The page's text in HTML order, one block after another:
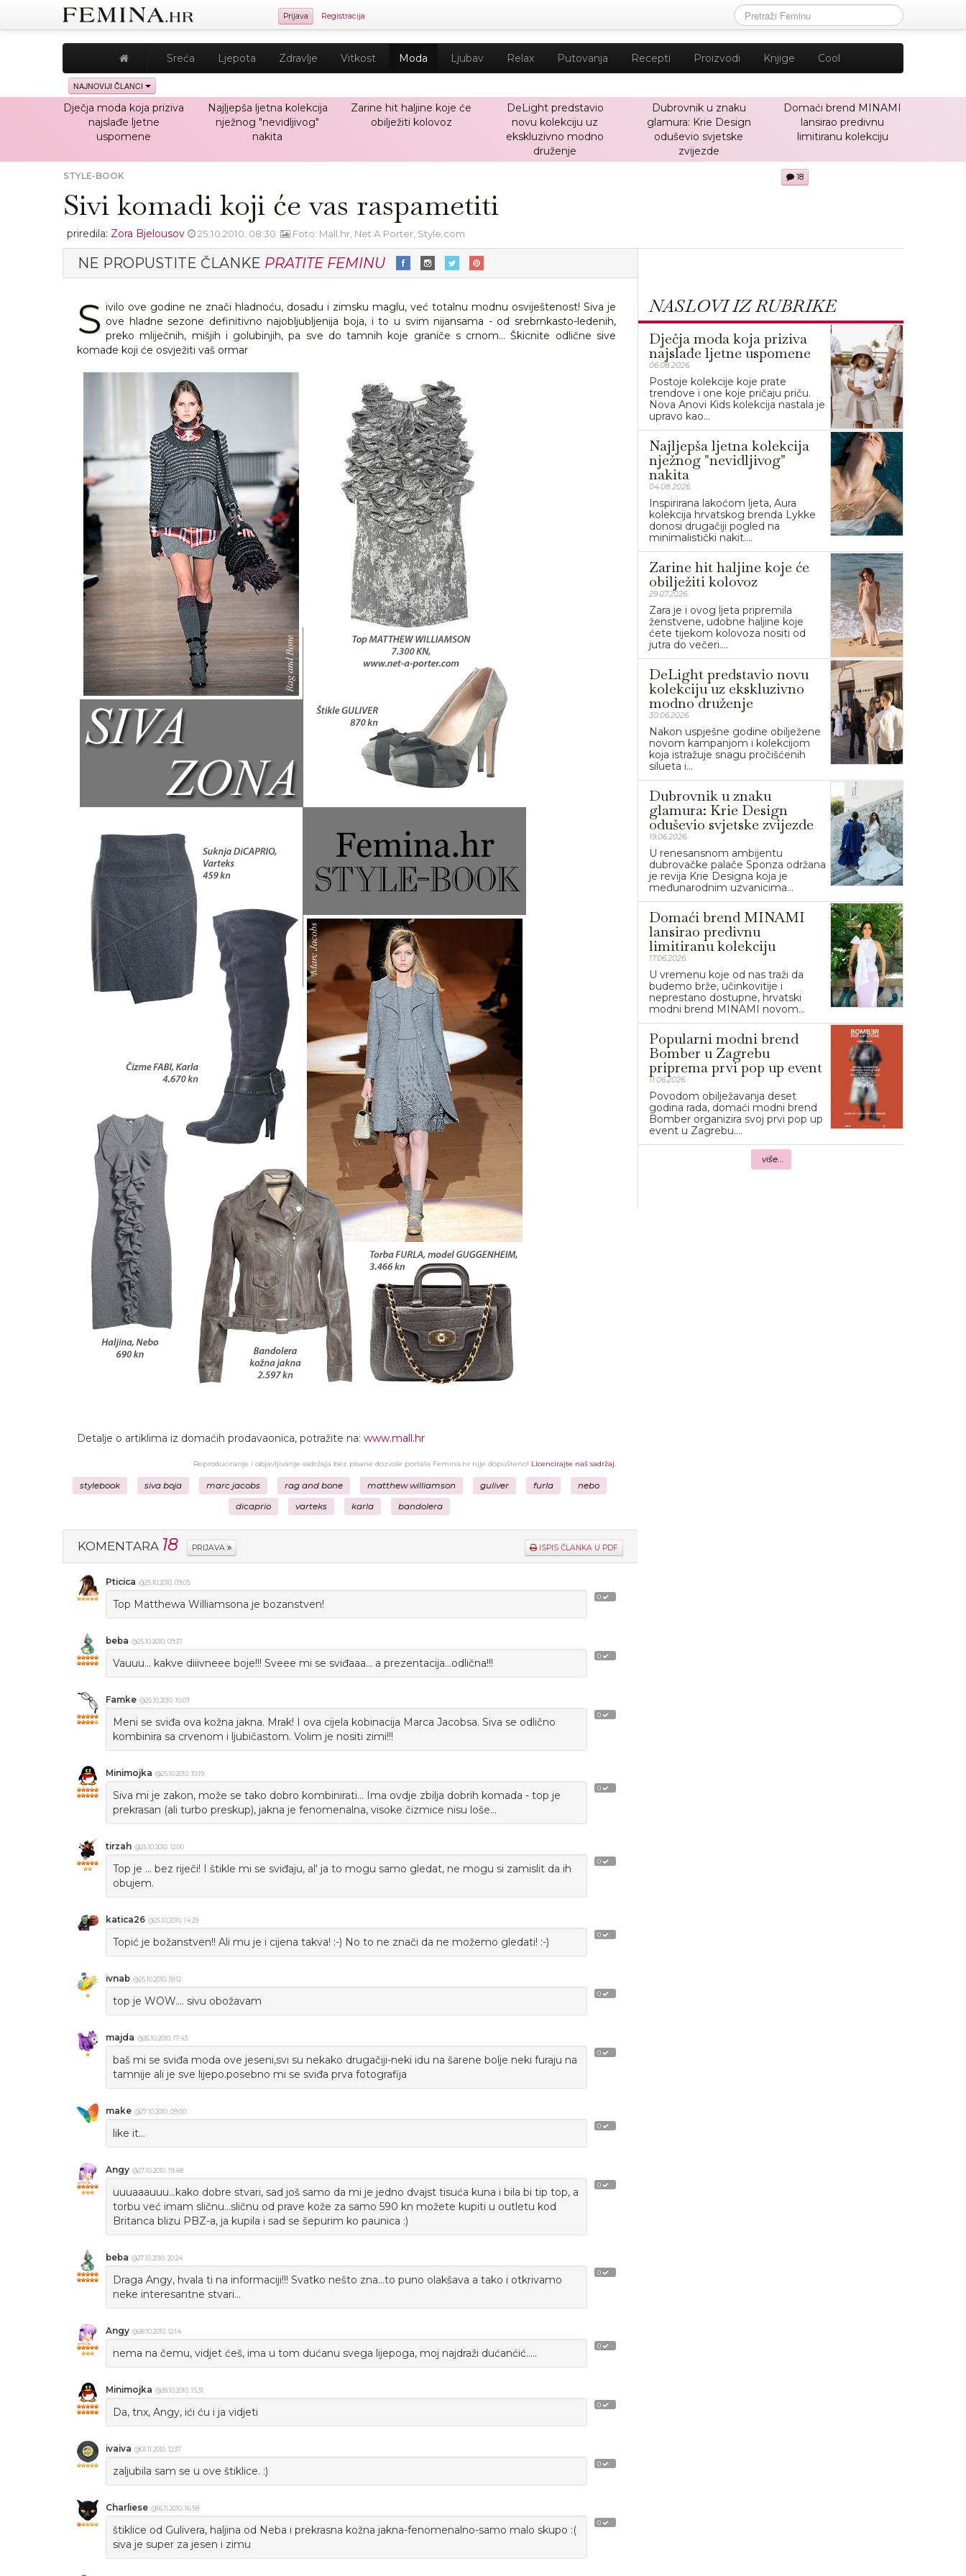
Prijava Registracija
Sreća Ljepota Zdravlje Vitkost Moda Ljubav Relax Putovanja Recepti Proizvodi Knjige Cool
NAJNOVIJI ČLANCI
Dječja moda koja priziva
najslađe ljetne
uspomene
Najljepša ljetna kolekcija
nježnog "nevidljivog"
nakita
Zarine hit haljine koje će
obilježiti kolovoz
DeLight predstavio
novu kolekciju uz
ekskluzivno modno
druženje
Dubrovnik u znaku
glamura: Krie Design
oduševio svjetske
zvijezde
Domaći brend MINAMI
lansirao predivnu
limitiranu kolekciju
STYLE-BOOK
Sivi komadi koji će vas raspametiti
18
priredila: Zora Bjelousov 25.10.2010. 08:30 Foto: Mall.hr, Net A Porter, Style.com
NE PROPUSTITE ČLANKE PRATITE FEMINU
S ivilo ove godine ne znači hladnoću, dosadu i zimsku maglu, već totalnu modnu osviještenost! Siva je
ove hladne sezone definitivno najobljubljenija boja, i to u svim nijansama - od srebrnkasto-ledenih,
preko mliječnih, mišjih i golubinjih, pa sve do tamnih koje graniče s crnom... Škicnite odlične sive
komade koji će osvježiti vaš ormar
Detalje o artiklima iz domaćih prodavaonica, potražite na: www.mall.hr
Reproduciranje i objavljivanje sadržaja bez pisane dozvole portala Femina.hr nije dopušteno! Licencirajte naš sadržaj.
stylebook siva boja marc jacobs rag and bone matthew williamson guliver furla nebo
dicaprio varteks karla bandolera
KOMENTARA 18 PRIJAVA ISPIS ČLANKA U PDF
0
Pticica @25.10.2010. 09:05
Top Matthewa Williamsona je bozanstven!
0
beba @25.10.2010. 09:37
Vauuu... kakve diiivneee boje!!! Sveee mi se sviđaaa... a prezentacija...odlična!!!
0
Famke @25.10.2010. 10:07
Meni se sviđa ova kožna jakna. Mrak! I ova cijela kobinacija Marca Jacobsa. Siva se odlično
kombinira sa crvenom i ljubičastom. Volim je nositi zimi!!!
0
Minimojka @25.10.2010. 10:19
Siva mi je zakon, može se tako dobro kombinirati... Ima ovdje zbilja dobrih komada - top je
prekrasan (ali turbo preskup), jakna je fenomenalna, visoke čizmice nisu loše...
0
tirzah @25.10.2010. 12:00
Top je ... bez riječi! I štikle mi se sviđaju, al' ja to mogu samo gledat, ne mogu si zamislit da ih
obujem.
0
katica26 @25.10.2010. 14:29
Topić je božanstven!! Ali mu je i cijena takva! :-) No to ne znači da ne možemo gledati! :-)
0
ivnab @25.10.2010. 18:12
top je WOW.... sivu obožavam
0
majda @26.10.2010. 17:43
baš mi se sviđa moda ove jeseni,svi su nekako drugačiji-neki idu na šarene bolje neki furaju na
tamnije ali je sve lijepo.posebno mi se sviđa prva fotografija
0
make @27.10.2010. 09:00
like it...
0
Angy @27.10.2010. 19:48
uuuaaauuu...kako dobre stvari, sad još samo da mi je jedno dvajst tisuća kuna i bila bi tip top, a
torbu već imam sličnu...sličnu od prave kože za samo 590 kn možete kupiti u outletu kod
Britanca blizu PBZ-a, ja kupila i sad se šepurim ko paunica :)
0
beba @27.10.2010. 20:24
Draga Angy, hvala ti na informaciji!!! Svatko nešto zna...to puno olakšava a tako i otkrivamo
neke interesantne stvari...
0
Angy @28.10.2010. 12:14
nema na čemu, vidjet ćeš, ima u tom dućanu svega lijepoga, moj najdraži dućanćić.....
0
Minimojka @28.10.2010. 15:31
Da, tnx, Angy, ići ću i ja vidjeti
0
ivaiva @01.11.2010. 12:37
zaljubila sam se u ove štiklice. :)
0
Charliese @16.11.2010. 16:58
štiklice od Gulivera, haljina od Neba i prekrasna kožna jakna-fenomenalno-samo malo skupo :(
siva je super za jesen i zimu
NASLOVI IZ RUBRIKE
Dječja moda koja priziva
najslađe ljetne uspomene
06.08.2026.
Postoje kolekcije koje prate
trendove i one koje pričaju priču.
Nova Anovi Kids kolekcija nastala je
upravo kao...
Najljepša ljetna kolekcija
nježnog "nevidljivog"
nakita
04.08.2026.
Inspirirana lakoćom ljeta, Aura
kolekcija hrvatskog brenda Lykke
donosi drugačiji pogled na
minimalistički nakit....
Zarine hit haljine koje će
obilježiti kolovoz
29.07.2026.
Zara je i ovog ljeta pripremila
ženstvene, udobne haljine koje
ćete tijekom kolovoza nositi od
jutra do večeri....
DeLight predstavio novu
kolekciju uz ekskluzivno
modno druženje
30.06.2026.
Nakon uspješne godine obilježene
novom kampanjom i kolekcijom
koja istražuje snagu pročišćenih
silueta i...
Dubrovnik u znaku
glamura: Krie Design
oduševio svjetske zvijezde
19.06.2026.
U renesansnom ambijentu
dubrovačke palače Sponza održana
je revija Krie Designa koja je
međunarodnim uzvanicima...
Domaći brend MINAMI
lansirao predivnu
limitiranu kolekciju
17.06.2026.
U vremenu koje od nas traži da
budemo brže, učinkovitije i
neprestano dostupne, hrvatski
modni brend MINAMI novom...
Popularni modni brend
Bomber u Zagrebu
priprema prvi pop up event
11.06.2026.
Povodom obilježavanja deset
godina rada, domaći modni brend
Bomber organizira svoj prvi pop up
event u Zagrebu....
više...